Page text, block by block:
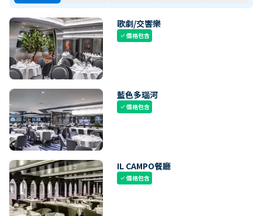
歌劇/交響樂
check價格包含
藍色多瑙河
check價格包含
IL CAMPO餐廳
check價格包含